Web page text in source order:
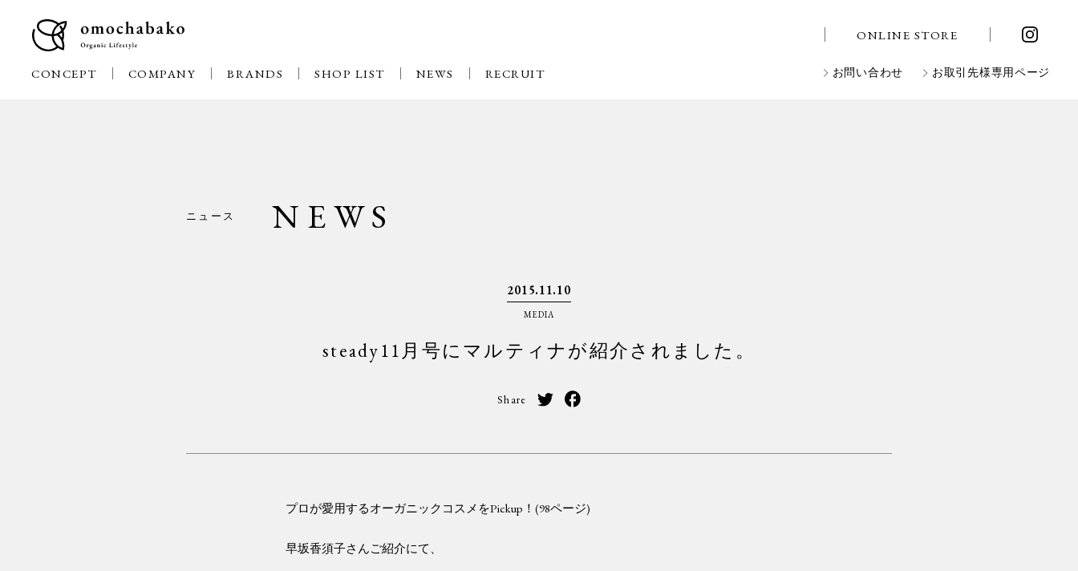
ONLINE STORE
お問い合わせ お取引先様専用ページ
CONCEPT COMPANY BRANDS SHOP LIST NEWS RECRUIT
ニュース NEWS
2015.11.10
MEDIA
steady11月号にマルティナが紹介されました。
Share
プロが愛用するオーガニックコスメをPickup！(98ページ)
早坂香須子さんご紹介にて、